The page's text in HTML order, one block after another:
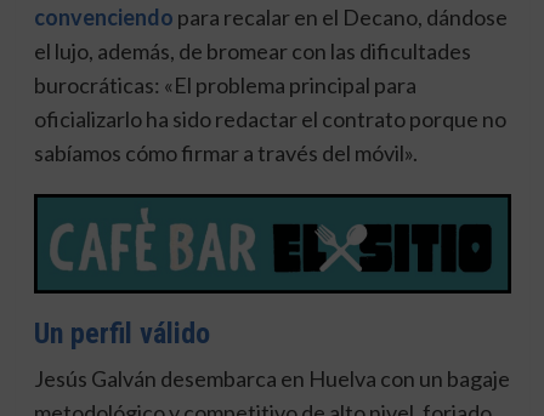
convenciendo para recalar en el Decano, dándose
el lujo, además, de bromear con las dificultades
burocráticas: «El problema principal para
oficializarlo ha sido redactar el contrato porque no
sabíamos cómo firmar a través del móvil».
Un perfil válido
Jesús Galván desembarca en Huelva con un bagaje